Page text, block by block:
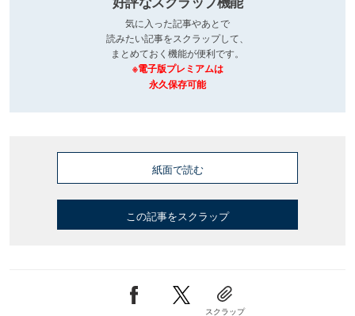
気に入った記事やあとで
読みたい記事をスクラップして、
まとめておく機能が便利です。
※電子版プレミアムは
永久保存可能
紙面で読む
この記事をスクラップ
スクラップ